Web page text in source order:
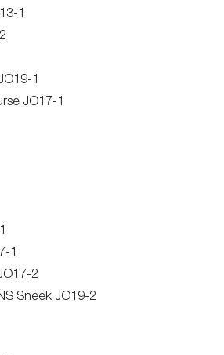
1
1
JO17-1
1
2
Sneek JO19-2